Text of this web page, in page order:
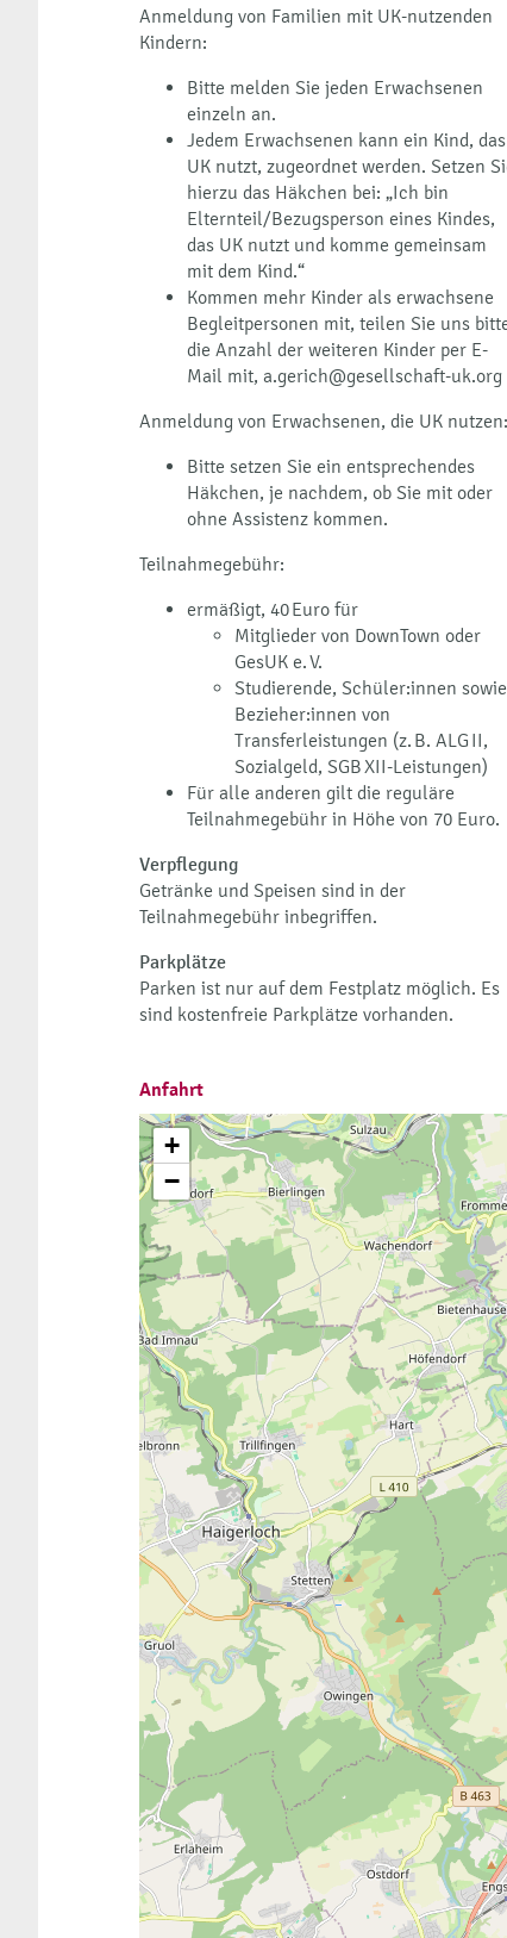
Anmeldung von Familien mit UK-nutzenden
Kindern:
Bitte melden Sie jeden Erwachsenen
einzeln an.
Jedem Erwachsenen kann ein Kind, das
UK nutzt, zugeordnet werden. Setzen
hierzu das Häkchen bei: „Ich bin
Elternteil/Bezugsperson eines Kindes,
das UK nutzt und komme gemeinsam
mit dem Kind.“
Kommen mehr Kinder als erwachsene
Begleitpersonen mit, teilen Sie uns
die Anzahl der weiteren Kinder per E-
Mail mit, a.gerich@gesellschaft-uk.org
Anmeldung von Erwachsenen, die UK nutzen:
Bitte setzen Sie ein entsprechendes
Häkchen, je nachdem, ob Sie mit oder
ohne Assistenz kommen.
Teilnahmegebühr:
ermäßigt, 40 Euro für
Mitglieder von DownTown oder
GesUK e. V.
Studierende, Schüler:innen sowie
Bezieher:innen von
Transferleistungen (z. B. ALG II,
Sozialgeld, SGB XII-Leistungen)
Für alle anderen gilt die reguläre
Teilnahmegebühr in Höhe von 70 Euro.
Verpflegung
Getränke und Speisen sind in der
Teilnahmegebühr inbegriffen.
Parkplätze
Parken ist nur auf dem Festplatz möglich. Es
sind kostenfreie Parkplätze vorhanden.
Anfahrt
+
−